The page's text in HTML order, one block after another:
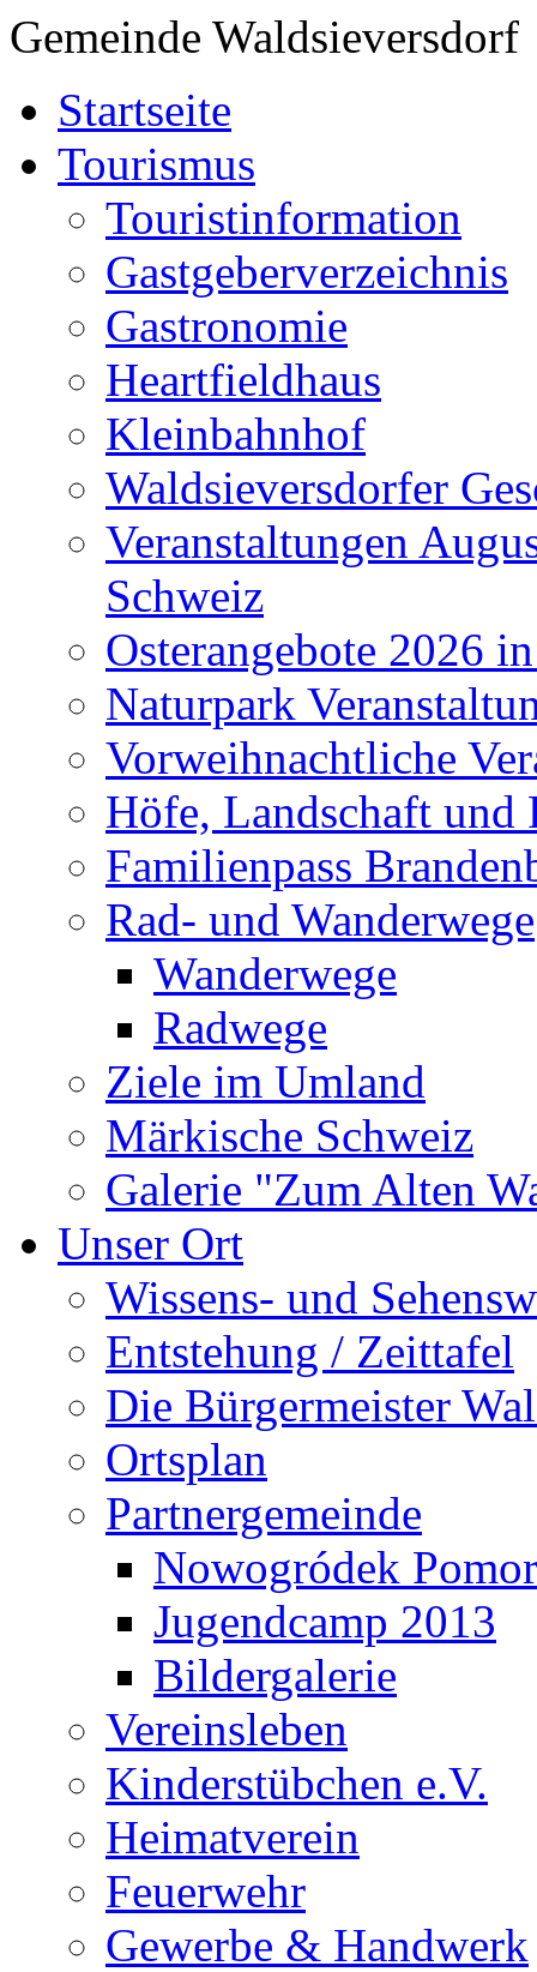
Gemeinde Waldsieversdorf
Startseite
Tourismus
Touristinformation
Gastgeberverzeichnis
Gastronomie
Heartfieldhaus
Kleinbahnhof
Waldsieversdorfer
Veranstaltungen
Schweiz
Osterangebote 2026
Naturpark
Vorweihnachtliche
Höfe, Landschaft und
Familienpass
Rad- und Wanderwege
Wanderwege
Radwege
Ziele im Umland
Märkische Schweiz
Galerie "Zum Alten
Unser Ort
Wissens- und
Entstehung / Zeittafel
Die Bürgermeister
Ortsplan
Partnergemeinde
Nowogródek
Jugendcamp 2013
Bildergalerie
Vereinsleben
Kinderstübchen e.V.
Heimatverein
Feuerwehr
Gewerbe & Handwerk